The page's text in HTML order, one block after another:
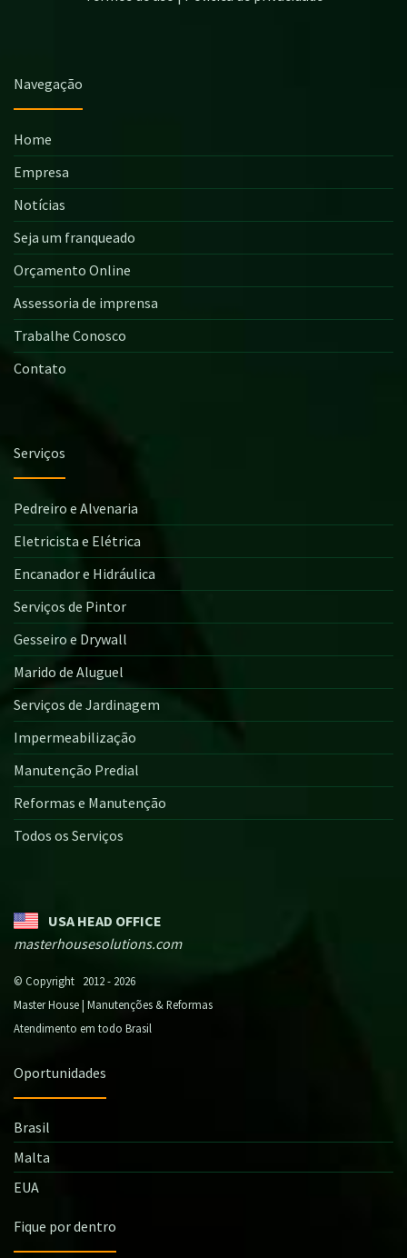
Navegação
Home
Empresa
Notícias
Seja um franqueado
Orçamento Online
Assessoria de imprensa
Trabalhe Conosco
Contato
Serviços
Pedreiro e Alvenaria
Eletricista e Elétrica
Encanador e Hidráulica
Serviços de Pintor
Gesseiro e Drywall
Marido de Aluguel
Serviços de Jardinagem
Impermeabilização
Manutenção Predial
Reformas e Manutenção
Todos os Serviços
USA HEAD OFFICE
masterhousesolutions.com
© Copyright 2012 - 2026
Master House | Manutenções & Reformas
Atendimento em todo Brasil
Oportunidades
Brasil
Malta
EUA
Fique por dentro